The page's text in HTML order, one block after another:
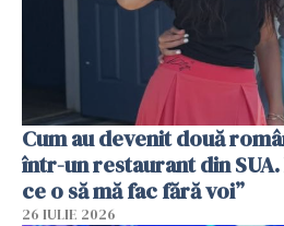
Cum au devenit două
într-un restaurant din
ce o să mă fac fără voi”
26 IULIE 2026